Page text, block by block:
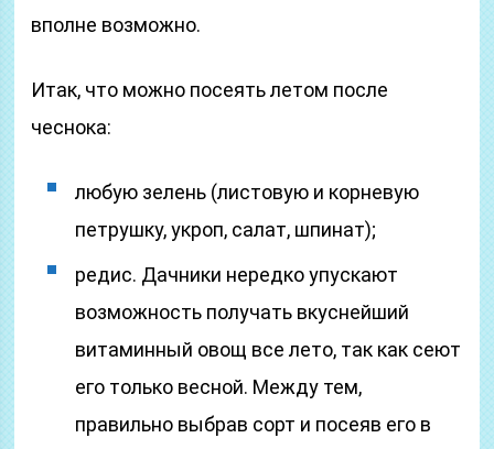
вполне возможно.
Итак, что можно посеять летом после
чеснока:
любую зелень (листовую и корневую
петрушку, укроп, салат, шпинат);
редис. Дачники нередко упускают
возможность получать вкуснейший
витаминный овощ все лето, так как сеют
его только весной. Между тем,
правильно выбрав сорт и посеяв его в